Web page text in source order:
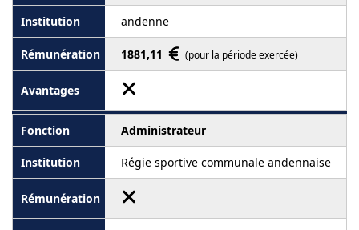
andenne
1881,11 (pour la période exercée)
Administrateur
Régie sportive communale andennaise